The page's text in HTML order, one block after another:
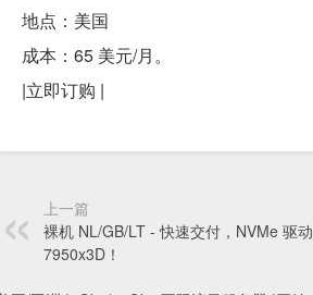
地点：美国
成本：65 美元/月。
|立即订购 |
上一篇
裸机 NL/GB/LT - 快速交付，NVMe 驱
7950x3D！